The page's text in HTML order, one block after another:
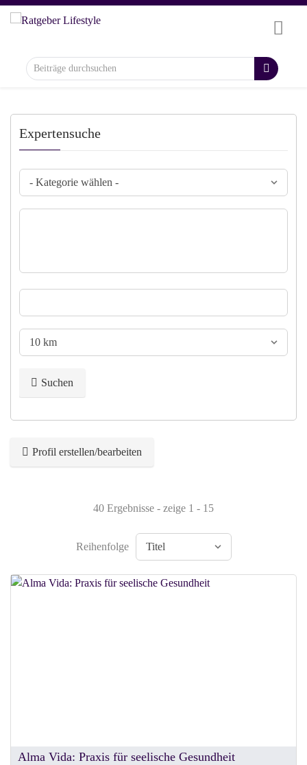
Expertensuche
Suchen
Profil erstellen/bearbeiten
40 Ergebnisse - zeige 1 - 15
Reihenfolge
Alma Vida: Praxis für seelische Gesundheit